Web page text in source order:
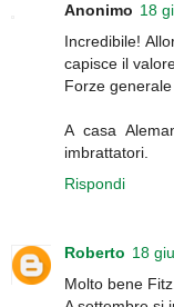
Anonimo 18
Incredibile!
capisce il
Forze
A casa
imbrattatori.
Rispondi
Roberto 18
Molto bene Fitz.